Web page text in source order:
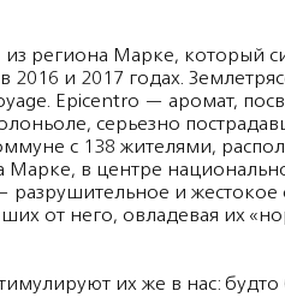
региона Марке, который
2016 и 2017 годах.
Epicentro — аромат,
серьезно
с 138 жителями,
Марке, в центре
и жестокое
от него, овладевая их
их же в нас: будто